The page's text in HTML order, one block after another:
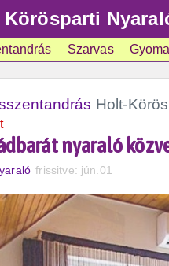
Körösparti
Szarvas
Holt-
nyaraló
frissitve: jún.01